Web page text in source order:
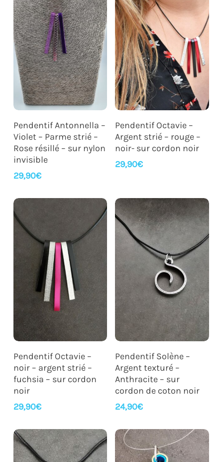
Ajouter Au Panier
Pendentif Antonnella –
Violet – Parme strié –
Rose résillé – sur nylon
invisible
29,90€
Ajouter Au Panier
Pendentif Octavie –
Argent strié – rouge –
noir- sur cordon noir
29,90€
Ajouter Au Panier
Pendentif Octavie –
noir – argent strié –
fuchsia – sur cordon
noir
29,90€
Ajouter Au Panier
Pendentif Solène –
Argent texturé –
Anthracite – sur
cordon de coton noir
24,90€